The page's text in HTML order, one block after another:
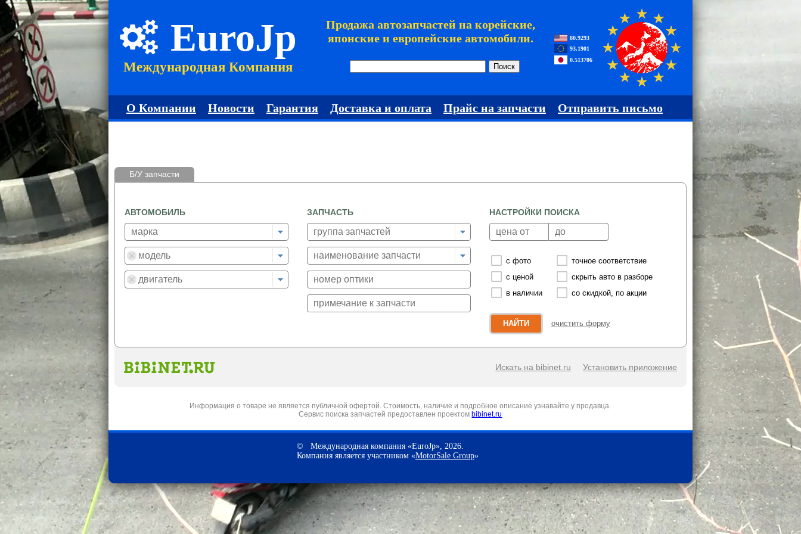
EuroJp
Международная Компания
Продажа автозапчастей на корейские,
японские и европейские автомобили.
80.9293
93.1901
0.513706
О Компании Новости Гарантия Доставка и оплата Прайс на запчасти Отправить письмо
Б/У запчасти
АВТОМОБИЛЬ ЗАПЧАСТЬ НАСТРОЙКИ ПОИСКА
с фото
точное соответствие
с ценой
скрыть авто в разборе
в наличии
со скидкой, по акции
НАЙТИ очистить форму
Искать на bibinet.ru Установить приложение
Информация о товаре не является публичной офертой. Стоимость, наличие и подробное описание узнавайте у продавца.
Сервис поиска запчастей предоставлен проектом bibinet.ru
© Международная компания «EuroJp», 2026.
Компания является участником «MotorSale Group»